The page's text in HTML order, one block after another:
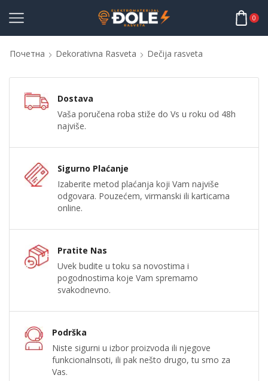
0
Почетна Dekorativna Rasveta Dečija rasveta
Dostava
Vaša poručena roba stiže do Vs u roku od 48h
najviše.
Sigurno Plaćanje
Izaberite metod plaćanja koji Vam najviše
odgovara. Pouzećem, virmanski ili karticama
online.
Pratite Nas
Uvek budite u toku sa novostima i
pogodnostima koje Vam spremamo
svakodnevno.
Podrška
Niste sigurni u izbor proizvoda ili njegove
funkcionalnsoti, ili pak nešto drugo, tu smo za
Vas.